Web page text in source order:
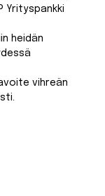
Yrityspankki
heidän
vihreän